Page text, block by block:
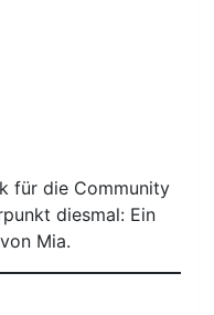
für die Community
diesmal: Ein
Mia.